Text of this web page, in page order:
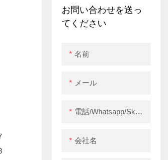
USB+BT
お問い合わせを送っ
てください
名前
メール
電話/whatsapp/skype
会社名